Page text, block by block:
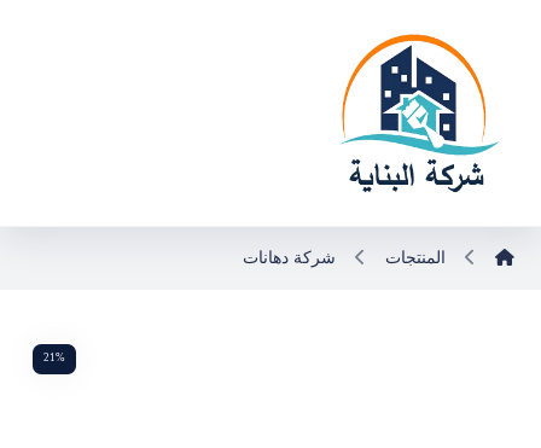
المنتجات شركة دهانات
21%